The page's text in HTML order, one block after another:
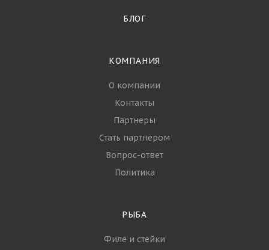
БЛОГ
КОМПАНИЯ
О компании
Контакты
Партнеры
Стать партнёром
Вопрос-ответ
Политика
РЫБА
Филе и стейки